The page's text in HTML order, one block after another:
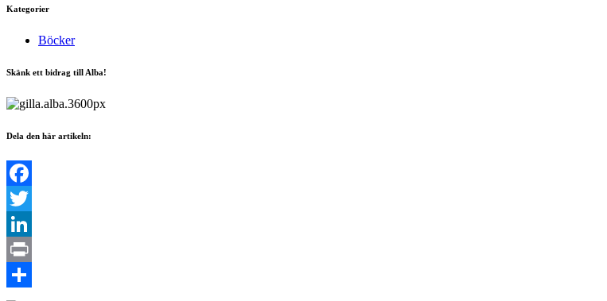
Kategorier
Böcker
Skänk ett bidrag till Alba!
Dela den här artikeln:
Facebook
Twitter
LinkedIn
Print